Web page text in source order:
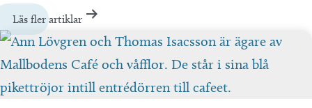
Läs fler artiklar